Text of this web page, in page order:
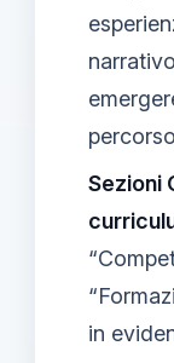
Sezioni
in